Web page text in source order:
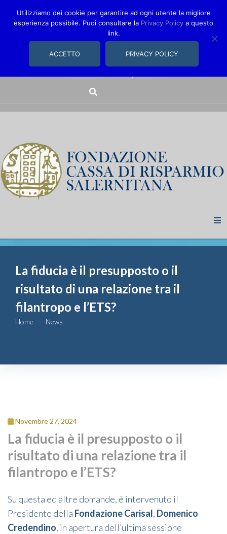
comunica@fondazionecarisal.it089 230611
Fondazione
Attività
Contributi
Complesso
La fiducia è il presupposto o il
risultato di una relazione tra il
filantropo e l’ETS?
Home
News
Novembre 27, 2024
La fiducia è il presupposto o il
risultato di una relazione tra il
filantropo e l’ETS?
Su questa ed altre domande, è intervenuto il
Presidente della Fondazione Carisal, Domenico
Credendino, in apertura dell’ultima sessione
Utilizziamo dei cookie per garantire ad ogni utente la migliore
esperienza possibile. Puoi consultare la Privacy Policy a questo
link.
ACCETTO PRIVACY POLICY